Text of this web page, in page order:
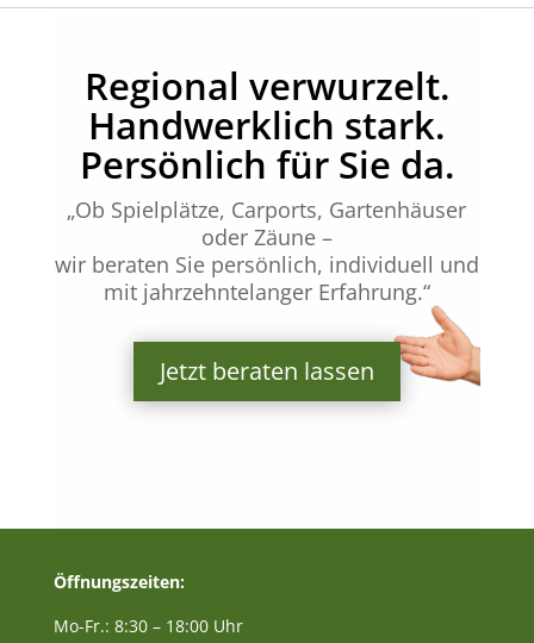
Regional verwurzelt.
Handwerklich stark.
Persönlich für Sie da.
„Ob Spielplätze, Carports, Gartenhäuser
oder Zäune –
wir beraten Sie persönlich, individuell und
mit jahrzehntelanger Erfahrung.“
Jetzt beraten lassen
Öffnungszeiten:
Mo-Fr.: 8:30 – 18:00 Uhr